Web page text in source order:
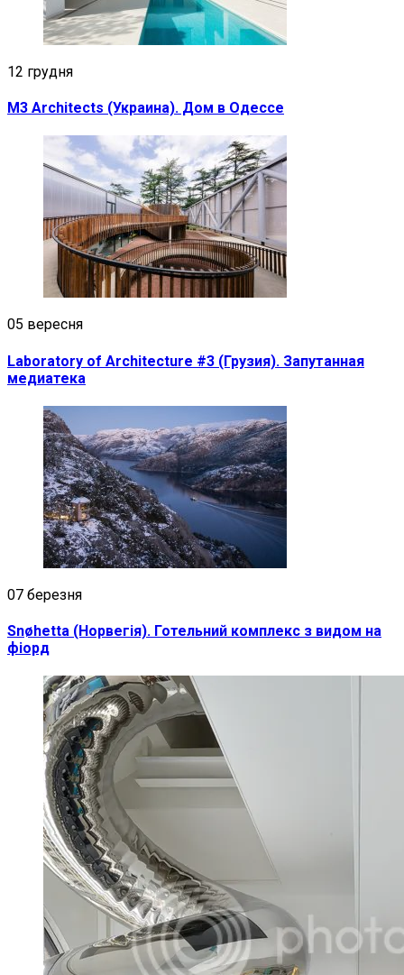
12 грудня
M3 Architects (Украина). Дом в Одессе
05 вересня
Laboratory of Architecture #3 (Грузия). Запутанная
медиатека
07 березня
Snøhetta (Норвегія). Готельний комплекс з видом на
фіорд